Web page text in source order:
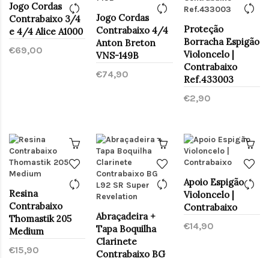
Jogo Cordas
Contrabaixo 3/4
e 4/4 Alice A1000
€69,00
Jogo Cordas
Contrabaixo 4/4
Anton Breton
VNS-149B
€74,90
Proteção
Borracha Espigão
Violoncelo |
Contrabaixo
Ref.433003
€2,90
Resina
Contrabaixo
Thomastik 205
Medium
€15,90
Abraçadeira +
Tapa Boquilha
Clarinete
Contrabaixo BG
Apoio Espigão
Violoncelo |
Contrabaixo
€14,90